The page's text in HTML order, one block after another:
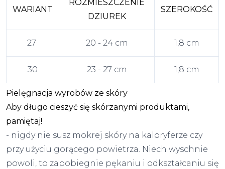
WARIANT
ROZMIESZCZENIE
DZIUREK
SZEROKOŚĆ
27 20 - 24 cm 1,8 cm
30 23 - 27 cm 1,8 cm
Pielęgnacja wyrobów ze skóry
Aby długo cieszyć się skórzanymi produktami,
pamiętaj!
- nigdy nie susz mokrej skóry na kaloryferze czy
przy użyciu gorącego powietrza. Niech wyschnie
powoli, to zapobiegnie pękaniu i odkształcaniu się